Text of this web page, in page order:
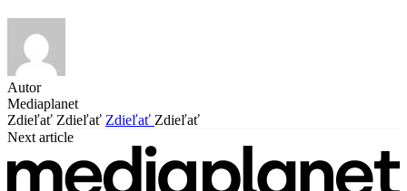
Autor
Mediaplanet
Zdieľať Zdieľať Zdieľať Zdieľať
Next article